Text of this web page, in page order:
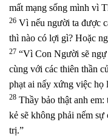
mất mạng sống mình vì
26 Vì nếu người ta được
thì nào có lợi gì? Hoặc
27 “Vì Con Người sẽ
cùng với các thiên thần
phạt ai nấy xứng việc họ
28 Thầy bảo thật anh
kẻ sẽ không phải nếm
trị.”